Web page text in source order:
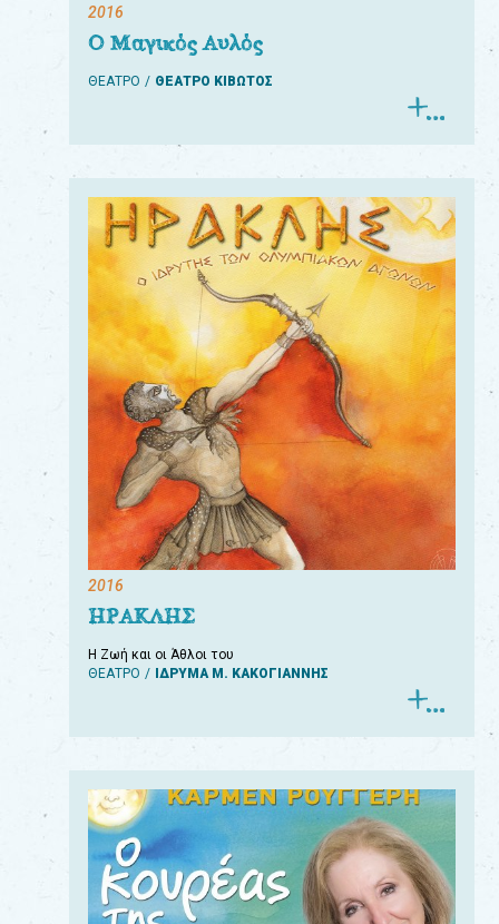
2016
Ο Μαγικός Αυλός
ΘΕΑΤΡΟ ΘΕΑΤΡΟ ΚΙΒΩΤΟΣ
2016
ΗΡΑΚΛΗΣ
Η Ζωή και οι Άθλοι του
ΘΕΑΤΡΟ
ΙΔΡΥΜΑ Μ. ΚΑΚΟΓΙΑΝΝΗΣ